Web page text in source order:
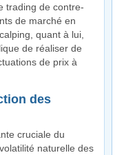
trading de contre-
de marché en
quant à lui,
de réaliser de
de prix à
des
cruciale du
naturelle des